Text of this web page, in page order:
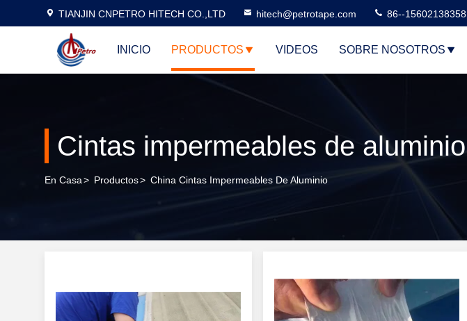
TIANJIN CNPETRO HITECH CO.,LTD hitech@petrotape.com 86--15602138358
INICIO PRODUCTOS VIDEOS SOBRE NOSOTROS
Cintas impermeables de aluminio
En Casa> Productos> China Cintas Impermeables De Aluminio